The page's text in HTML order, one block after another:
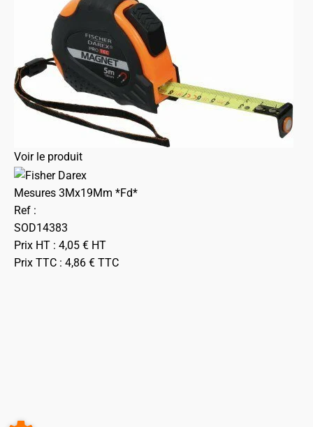
Voir le produit
Mesures 3Mx19Mm *Fd*
Ref :
SOD14383
Prix HT : 4,05 € HT
Prix TTC : 4,86 € TTC